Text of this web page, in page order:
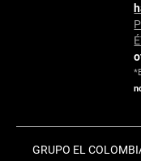
GRUPO EL